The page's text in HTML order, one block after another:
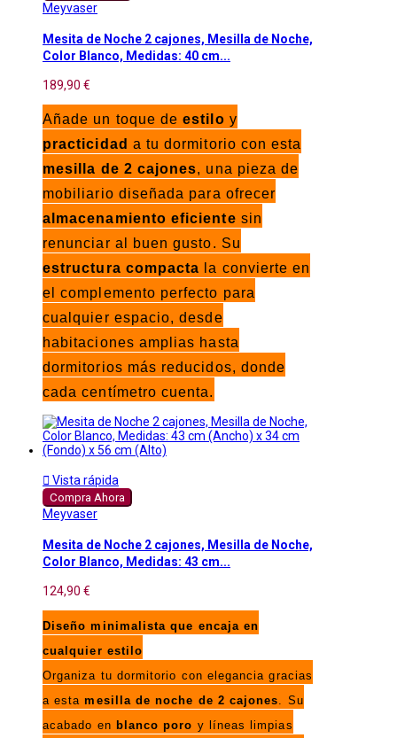
Meyvaser
Mesita de Noche 2 cajones, Mesilla de Noche,
Color Blanco, Medidas: 40 cm...
189,90 €
Añade un toque deestilo y
practicidad a tu dormitorio con esta
mesilla de 2 cajones, una pieza de
mobiliario diseñada para ofrecer
almacenamiento eficiente sin
renunciar al buen gusto. Su
estructura compacta la convierte en
el complemento perfecto para
cualquier espacio, desde
habitaciones amplias hasta
dormitorios más reducidos, donde
cada centímetro cuenta.
 Vista rápida
Compra Ahora
Meyvaser
Mesita de Noche 2 cajones, Mesilla de Noche,
Color Blanco, Medidas: 43 cm...
124,90 €
Diseño minimalista que encaja en
cualquier estilo
Organiza tu dormitorio con elegancia gracias
a estamesilla de noche de 2 cajones . Su
acabado en blanco poro y líneas limpias